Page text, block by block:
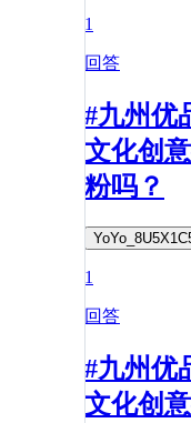
1
回答
#九州优
文化创
粉吗？
1
回答
#九州优
文化创